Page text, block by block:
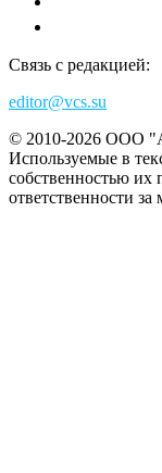
Связь с редакцией:
editor@vcs.su
© 2010-2026 ООО
Используемые в
собственностью их
ответственности за